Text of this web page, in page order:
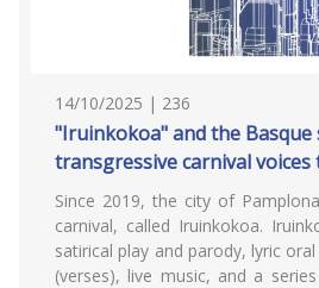
14/10/2025 | 236
"Iruinkokoa" and the Basque
transgressive carnival
Since 2019, the city of
carnival, called Iruinkokoa.
satirical play and parody, lyric
(verses), live music, and a